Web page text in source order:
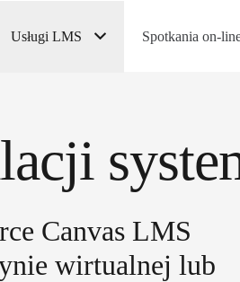
Usługi LMS Spotkania on-
Canvas LMS
wirtualnej lub